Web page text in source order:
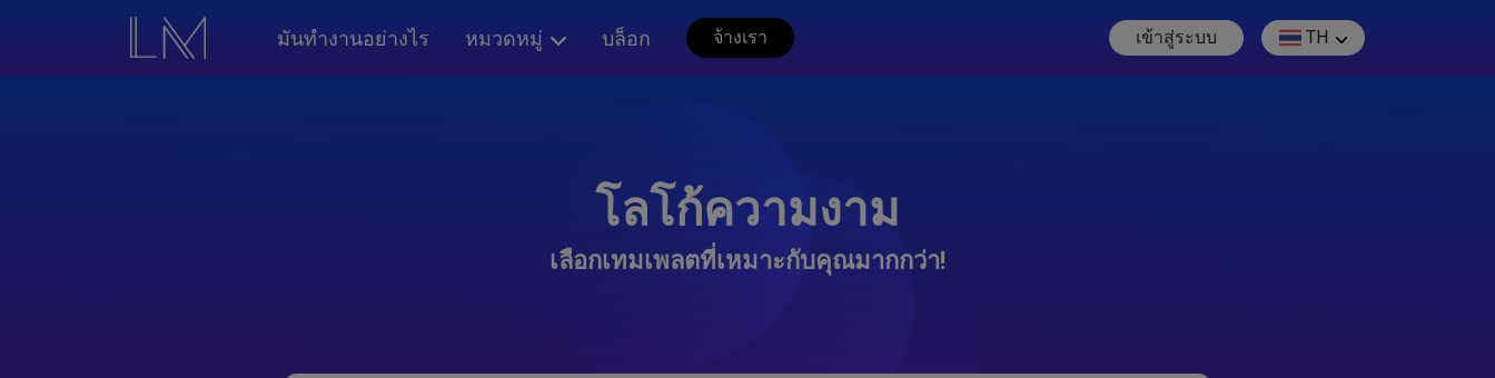
มันทำงานอย่างไร หมวดหมู่ บล็อก จ้างเรา เข้าสู่ระบบ TH
โลโก้ความงาม
เลือกเทมเพลตที่เหมาะกับคุณมากกว่า!